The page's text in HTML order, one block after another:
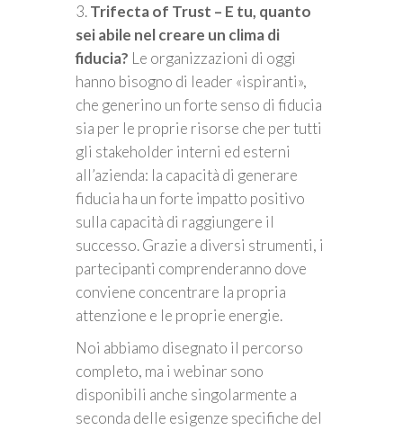
3.Trifecta of Trust – E tu, quanto
sei abile nel creare un clima di
fiducia? Le organizzazioni di oggi
hanno bisogno di leader «ispiranti»,
che generino un forte senso di fiducia
sia per le proprie risorse che per tutti
gli stakeholder interni ed esterni
all’azienda: la capacità di generare
fiducia ha un forte impatto positivo
sulla capacità di raggiungere il
successo. Grazie a diversi strumenti, i
partecipanti comprenderanno dove
conviene concentrare la propria
attenzione e le proprie energie.
Noi abbiamo disegnato il percorso
completo, ma i webinar sono
disponibili anche singolarmente a
seconda delle esigenze specifiche del